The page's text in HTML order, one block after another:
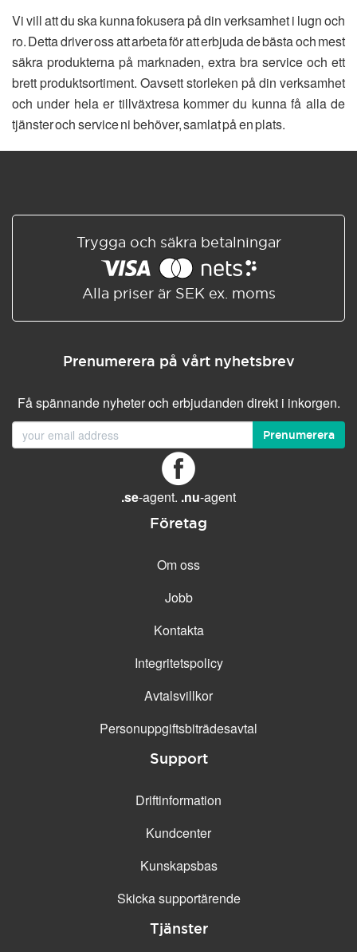
Vi vill att du ska kunna fokusera på din verksamhet i lugn och
ro. Detta driver oss att arbeta för att erbjuda de bästa och mest
säkra produkterna på marknaden, extra bra service och ett
brett produktsortiment. Oavsett storleken på din verksamhet
och under hela er tillväxtresa kommer du kunna få alla de
tjänster och service ni behöver, samlat på en plats.
Trygga och säkra betalningar
Alla priser är SEK ex. moms
Prenumerera på vårt nyhetsbrev
Få spännande nyheter och erbjudanden direkt i inkorgen.
Prenumerera
.se-agent. .nu-agent
Företag
Om oss
Jobb
Kontakta
Integritetspolicy
Avtalsvillkor
Personuppgifts­biträdesavtal
Support
Driftinformation
Kundcenter
Kunskapsbas
Skicka supportärende
Tjänster